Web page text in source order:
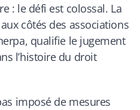
: le défi est colossal. La
côtés des associations
qualifie le jugement
l’histoire du droit
imposé de mesures